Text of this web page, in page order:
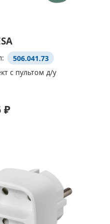
506.041.73
с пультом д/у
₽